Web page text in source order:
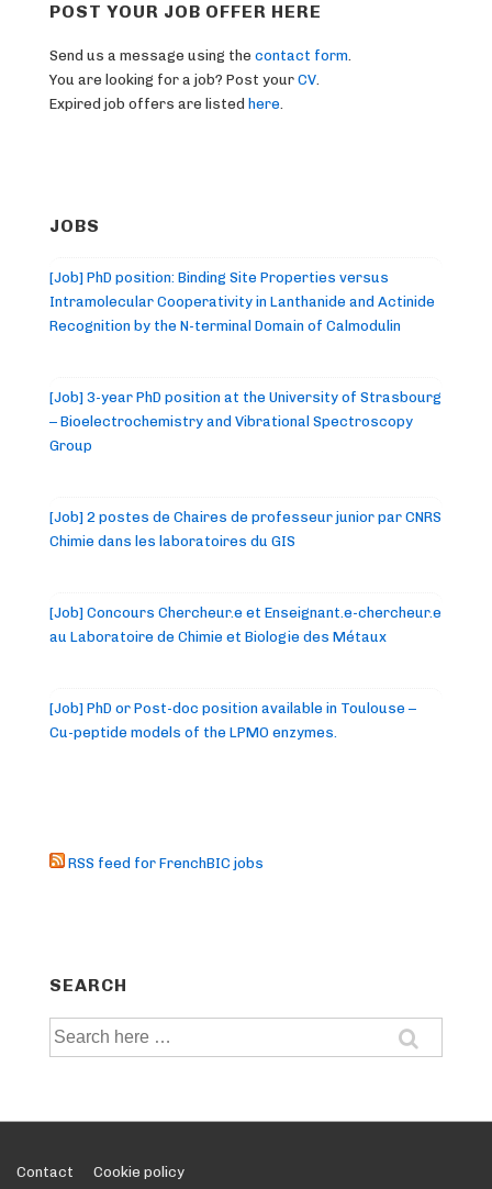
POST YOUR JOB OFFER HERE
Send us a message using the contact form
You are looking for a job? Post your CV
Expired job offers are listed here
JOBS
[Job] PhD position: Binding Site Properties versus
Intramolecular Cooperativity in Lanthanide and Actinide
Recognition by the N-terminal Domain of Calmodulin
[Job] 3-year PhD position at the University of Strasbourg
– Bioelectrochemistry and Vibrational Spectroscopy
Group
[Job] 2 postes de Chaires de professeur junior par CNRS
Chimie dans les laboratoires du GIS
[Job] Concours Chercheur.e et Enseignant.e-chercheur.e
au Laboratoire de Chimie et Biologie des Métaux
[Job] PhD or Post-doc position available in Toulouse –
Cu-peptide models of the LPMO enzymes.
RSS feed for FrenchBIC jobs
SEARCH
Search
Footer
Contact Cookie policy